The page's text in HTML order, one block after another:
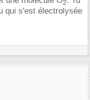
2
qui s'est électrolysée